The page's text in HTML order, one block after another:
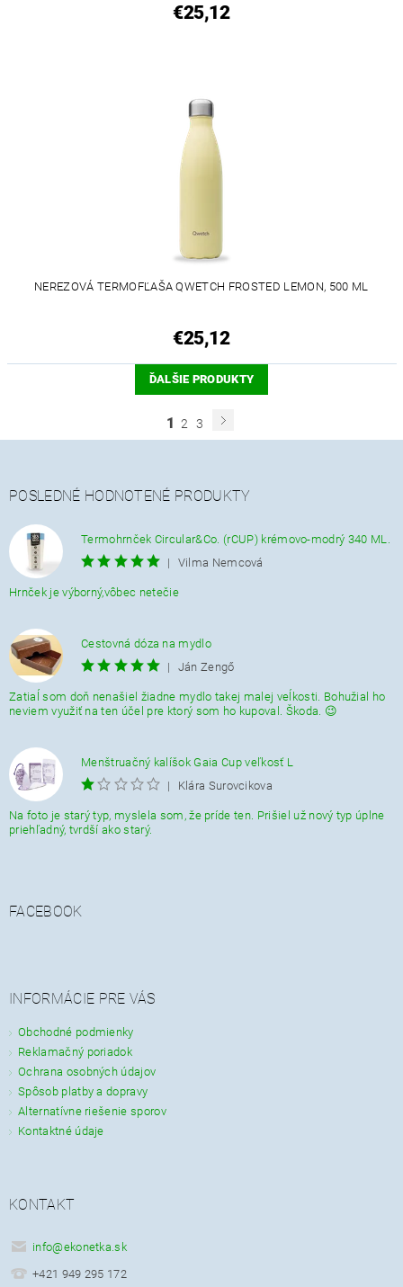
€25,12
NEREZOVÁ TERMOFĽAŠA QWETCH FROSTED LEMON, 500 ML
€25,12
ĎALŠIE PRODUKTY
1 2 3
POSLEDNÉ HODNOTENÉ PRODUKTY
Termohrnček Circular&Co. (rCUP) krémovo-modrý 340 ML.
|
Vilma Nemcová
Hrnček je výborný,vôbec netečie
Cestovná dóza na mydlo
|
Ján Zengő
Zatiaĺ som doň nenašiel žiadne mydlo takej malej veĺkosti. Bohužial ho
neviem využiť na ten účel pre ktorý som ho kupoval. Škoda. 😉
Menštruačný kalíšok Gaia Cup veľkosť L
|
Klára Surovcikova
Na foto je starý typ, myslela som, že príde ten. Prišiel už nový typ úplne
priehľadný, tvrdší ako starý.
FACEBOOK
INFORMÁCIE PRE VÁS
Obchodné podmienky
Reklamačný poriadok
Ochrana osobných údajov
Spôsob platby a dopravy
Alternatívne riešenie sporov
Kontaktné údaje
KONTAKT
info@ekonetka.sk
+421 949 295 172